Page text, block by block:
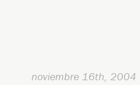
noviembre 16th, 2004